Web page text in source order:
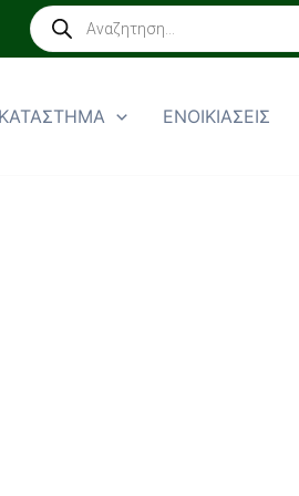
Products
search
ΚΑΤΑΣΤΗΜΑ ΕΝΟΙΚΙΑΣΕΙΣ